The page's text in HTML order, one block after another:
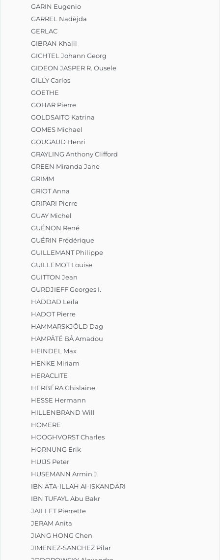
GARIN Eugenio
GARREL Nadèjda
GERLAC
GIBRAN Khalil
GICHTEL Johann Georg
GIDEON JASPER R. Ousele
GILLY Carlos
GOETHE
GOHAR Pierre
GOLDSAITO Katrina
GOMES Michael
GOUGAUD Henri
GRAYLING Anthony Clifford
GREEN Miranda Jane
GRIMM
GRIOT Anna
GRIPARI Pierre
GUAY Michel
GUÉNON René
GUÉRIN Frédérique
GUILLEMANT Philippe
GUILLEMOT Louise
GUITTON Jean
GURDJIEFF Georges I.
HADDAD Leïla
HADOT Pierre
HAMMARSKJÖLD Dag
HAMPÂTÉ BÂ Amadou
HEINDEL Max
HENKE Miriam
HERACLITE
HERBÉRA Ghislaine
HESSE Hermann
HILLENBRAND Will
HOMERE
HOOGHVORST Charles
HORNUNG Erik
HUIJS Peter
HUSEMANN Armin J.
IBN ATA-ILLAH Al-ISKANDARI
IBN TUFAYL Abu Bakr
JAILLET Pierrette
JERAM Anita
JIANG HONG Chen
JIMENEZ-SANCHEZ Pilar